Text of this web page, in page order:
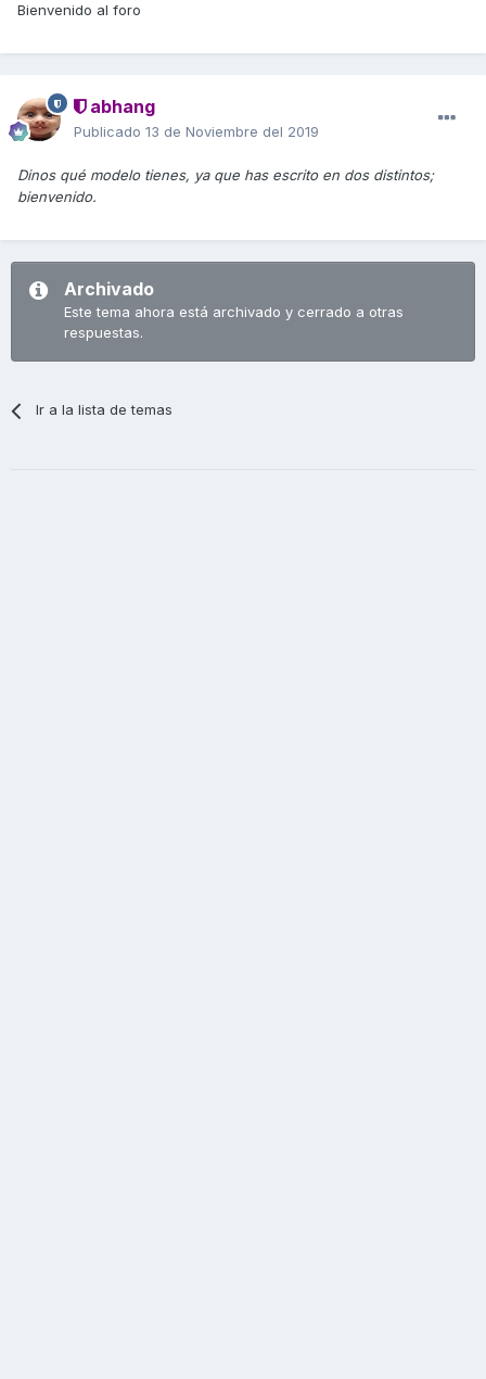
Bienvenido al foro
abhang
Publicado 13 de Noviembre del 2019
Dinos qué modelo tienes, ya que has escrito en dos distintos;
bienvenido.
Archivado
Este tema ahora está archivado y cerrado a otras
respuestas.
Ir a la lista de temas